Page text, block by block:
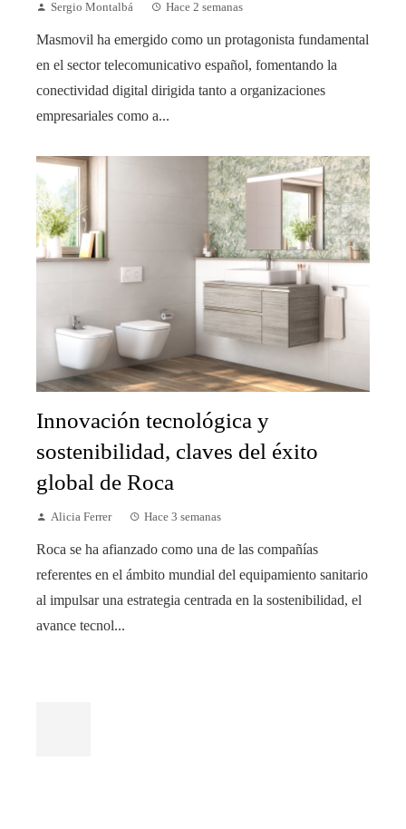
Sergio Montalbá Hace 2 semanas
Masmovil ha emergido como un protagonista fundamental
en el sector telecomunicativo español, fomentando la
conectividad digital dirigida tanto a organizaciones
empresariales como a...
Innovación tecnológica y
sostenibilidad, claves del éxito
global de Roca
Alicia Ferrer Hace 3 semanas
Roca se ha afianzado como una de las compañías
referentes en el ámbito mundial del equipamiento sanitario
al impulsar una estrategia centrada en la sostenibilidad, el
avance tecnol...